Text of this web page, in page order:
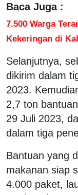
Baca Juga :
7.500 Warga
Kekeringan di
Selanjutnya,
dikirim dalam
2023.
2,7 ton
29 Juli 2023,
dalam tiga
Bantuan yang
makanan siap
4.000 paket,